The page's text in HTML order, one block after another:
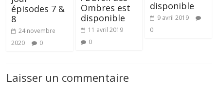
épisodes 7 &
8
24 novembre
2020
0
Ombres est
disponible
11 avril 2019
0
disponible
9 avril 2019
0
Laisser un commentaire